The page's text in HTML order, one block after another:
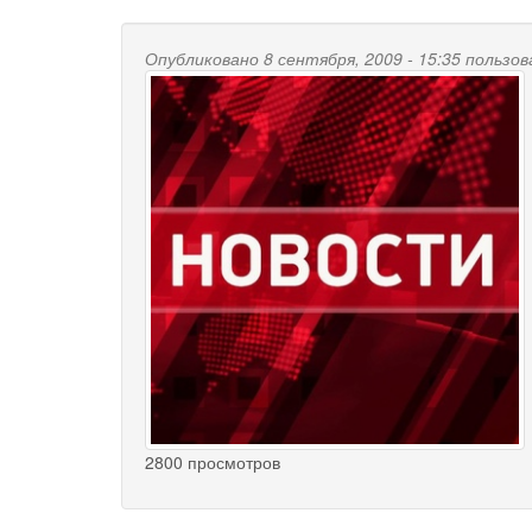
Опубликовано 8 сентября, 2009 - 15:35
2800 просмотров